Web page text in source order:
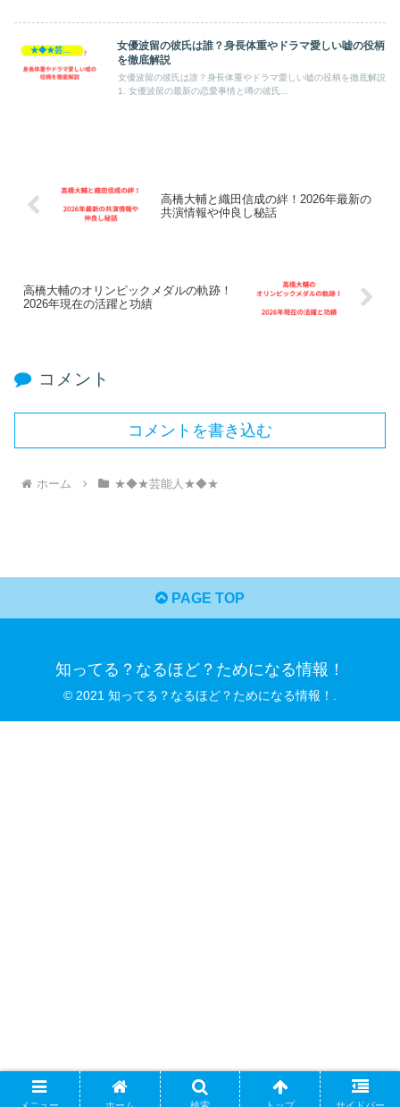
★◆★芸能人★◆★
女優波留の彼氏は誰？身長体重やドラマ愛しい嘘の役柄
を徹底解説
女優波留の彼氏は誰？身長体重やドラマ愛しい嘘の役柄を徹底解説
1. 女優波留の最新の恋愛事情と噂の彼氏...
高橋大輔と織田信成の絆！2026年最新の
共演情報や仲良し秘話
高橋大輔のオリンピックメダルの軌跡！
2026年現在の活躍と功績
コメント
コメントを書き込む
ホーム ★◆★芸能人★◆★
PAGE TOP
知ってる？なるほど？ためになる情報！
© 2021 知ってる？なるほど？ためになる情報！.
メニュー ホーム 検索 トップ サイドバー